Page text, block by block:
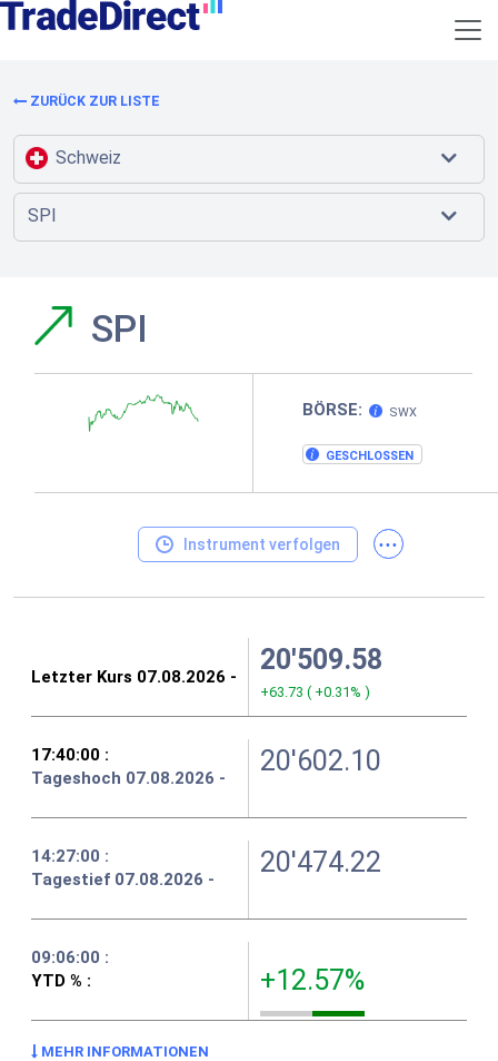
ZURÜCK ZUR LISTE
Schweiz
SPI
SPI
BÖRSE: SWX
GESCHLOSSEN
Instrument verfolgen ...
20'509.58
+63.73 ( +0.31% )
20'602.10
20'474.22
+12.57%
MEHR INFORMATIONEN